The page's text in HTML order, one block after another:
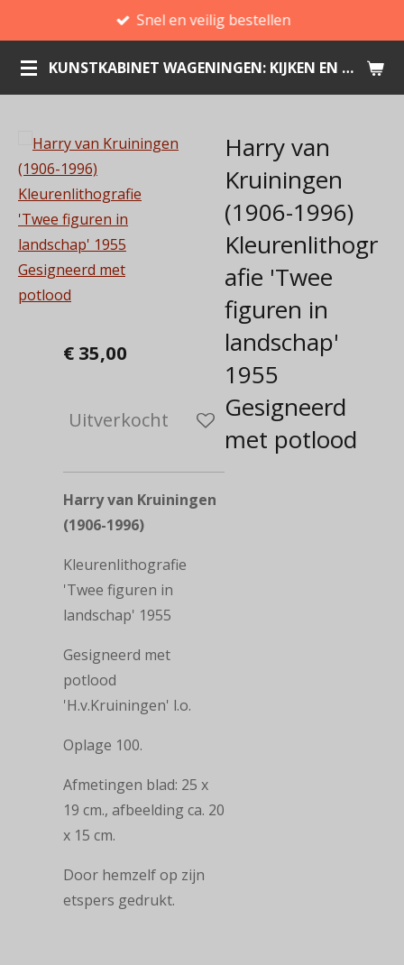
direct
naar
de
KUNSTKABINET WAGENINGEN: KIJKEN EN KOPEN
Snel en veilig bestellen
Harry van
Kruiningen
(1906-1996)
Kleurenlithogr
afie 'Twee
figuren in
landschap'
1955
Gesigneerd
met potlood
€ 35,00
Uitverkocht
Harry van Kruiningen
(1906-1996)
Kleurenlithografie
'Twee figuren in
landschap' 1955
Gesigneerd met
potlood
'H.v.Kruiningen' l.o.
Oplage 100.
Afmetingen blad: 25 x
19 cm., afbeelding ca. 20
x 15 cm.
Door hemzelf op zijn
etspers gedrukt.